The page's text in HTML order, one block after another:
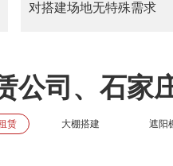
对搭建场地无特殊需求
公司、石家
赁 大棚搭建 遮阳